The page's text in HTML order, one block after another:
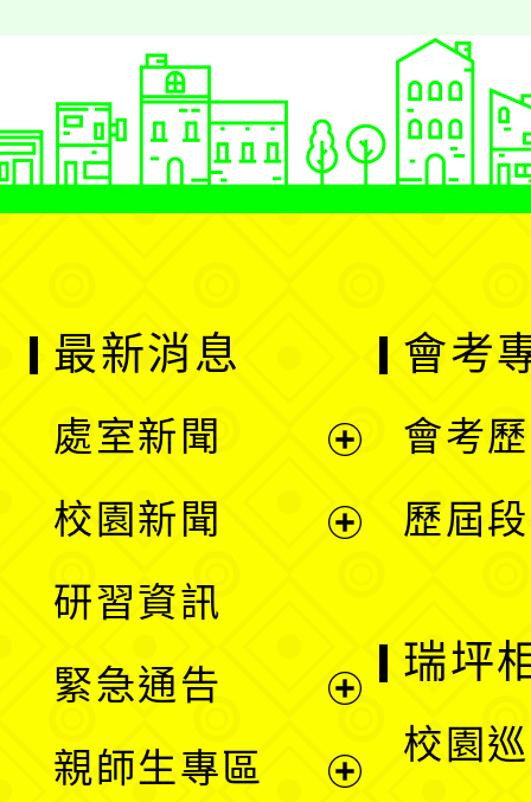
最新消息
處室新聞
單
校園新聞
選
單
研習資訊
緊急通告
親師生專區
會考
會考
歷屆
瑞坪
校園